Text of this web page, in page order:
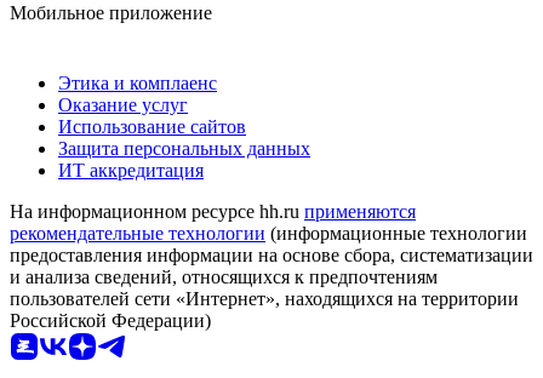
Мобильное приложение
Этика и комплаенс
Оказание услуг
Использование сайтов
Защита персональных данных
ИТ аккредитация
На информационном ресурсе hh.ru применяются
рекомендательные технологии (информационные технологии
предоставления информации на основе сбора, систематизации
и анализа сведений, относящихся к предпочтениям
пользователей сети «Интернет», находящихся на территории
Российской Федерации)